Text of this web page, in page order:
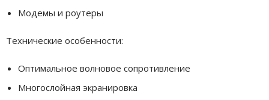
Модемы и роутеры
Технические особенности:
Оптимальное волновое сопротивление
Многослойная экранировка